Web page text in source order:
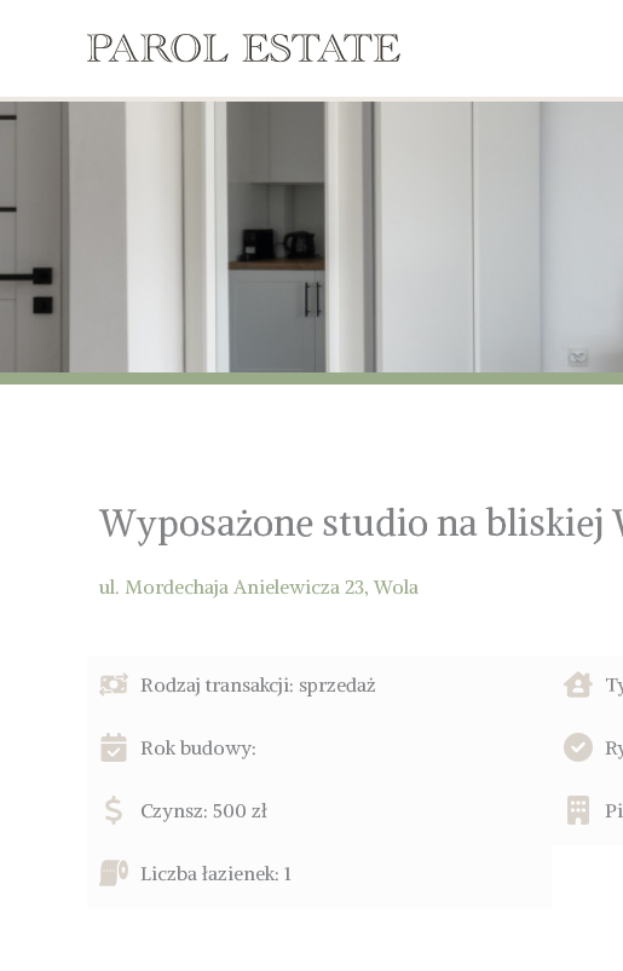
Wyposażone studio na bliskiej
ul. Mordechaja Anielewicza 23, Wola
Rodzaj transakcji: sprzedaż
Rok budowy:
Czynsz: 500 zł
Liczba łazienek: 1